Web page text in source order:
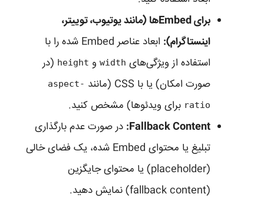
برای Embedها (مانند یوتیوب، توییتر،
اینستاگرام):
ابعاد عناصر Embed شده را با
استفاده از ویژگی‌های width و height (در
صورت امکان) یا با CSS (مانند
aspect-
ratio برای ویدئوها) مشخص کنید.
Fallback Content: در صورت عدم بارگذاری
تبلیغ یا محتوای Embed شده، یک فضای خالی
(placeholder) یا محتوای جایگزین
(fallback content) نمایش دهید.